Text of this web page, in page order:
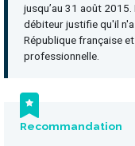
jusqu’au 31 août
débiteur justifie qu'il
République française
professionnelle.
Recommandation